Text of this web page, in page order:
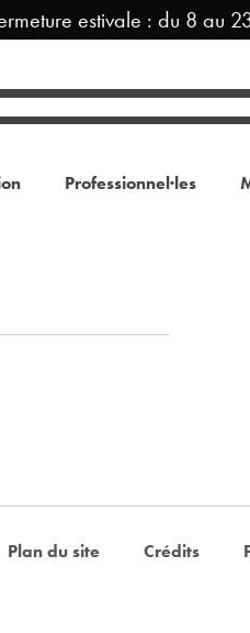
estivale : du 8 au
Professionnel·les
Plan du site Crédits